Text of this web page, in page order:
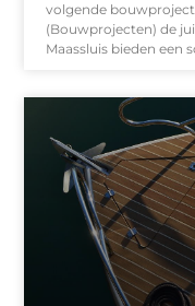
volgende
(Bouwprojecten) de
Maassluis bieden een